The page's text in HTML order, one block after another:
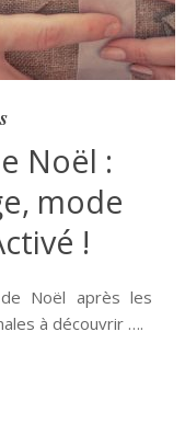
Noël :
mode
!
Noël après les
à découvrir ….